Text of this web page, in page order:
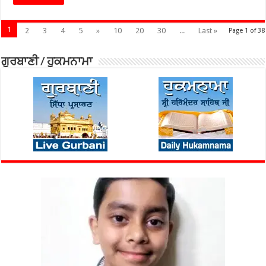
Page 1 of 38
1 2 3 4 5 » 10 20 30 ... Last »
ਗੁਰਬਾਣੀ / ਹੁਕਮਨਾਮਾ